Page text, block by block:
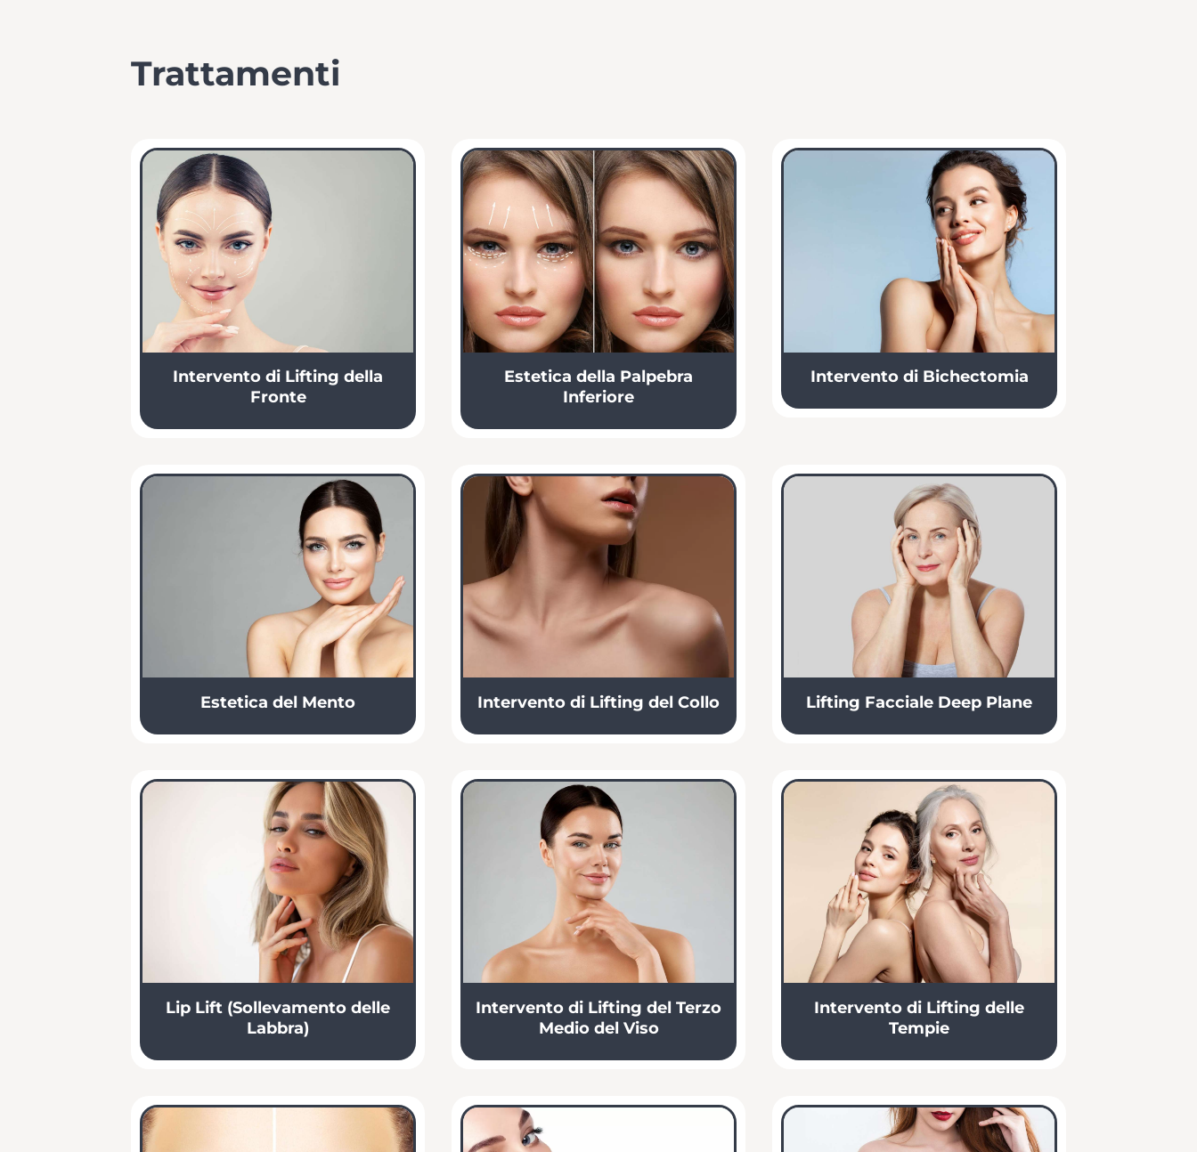
Trattamenti
Intervento di Lifting della
Fronte
Estetica della Palpebra
Inferiore
Intervento di Bichectomia
Estetica del Mento Intervento di Lifting del Collo Lifting Facciale Deep Plane
Lip Lift (Sollevamento delle
Labbra)
Intervento di Lifting del Terzo
Medio del Viso
Intervento di Lifting delle
Tempie